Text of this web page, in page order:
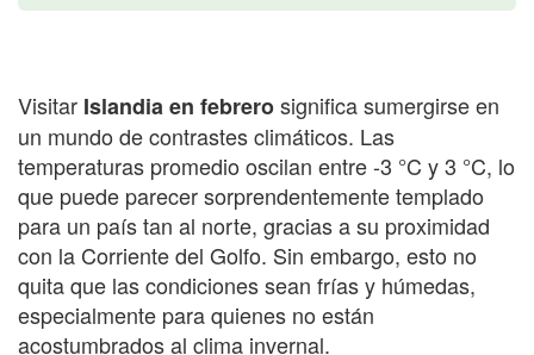
Visitar Islandia en febrerosignifica sumergirse en
un mundo de contrastes climáticos. Las
temperaturas promedio oscilan entre -3 °C y 3 °C, lo
que puede parecer sorprendentemente templado
para un país tan al norte, gracias a su proximidad
con la Corriente del Golfo. Sin embargo, esto no
quita que las condiciones sean frías y húmedas,
especialmente para quienes no están
acostumbrados al clima invernal.